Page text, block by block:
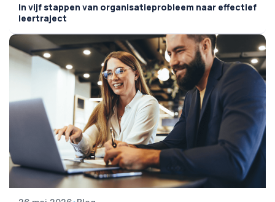
In vijf stappen van organisatieprobleem naar effectief
leertraject